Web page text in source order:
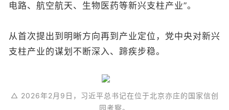
电路、航空航天、生物医药等新兴支柱产业”。
从首次提出到明晰方向再到产业定位，党中央对新兴
支柱产业的谋划不断深入、蹄疾步稳。
△ 2026年2月9日，习近平总书记在位于北京亦庄的国家信创
园考察。